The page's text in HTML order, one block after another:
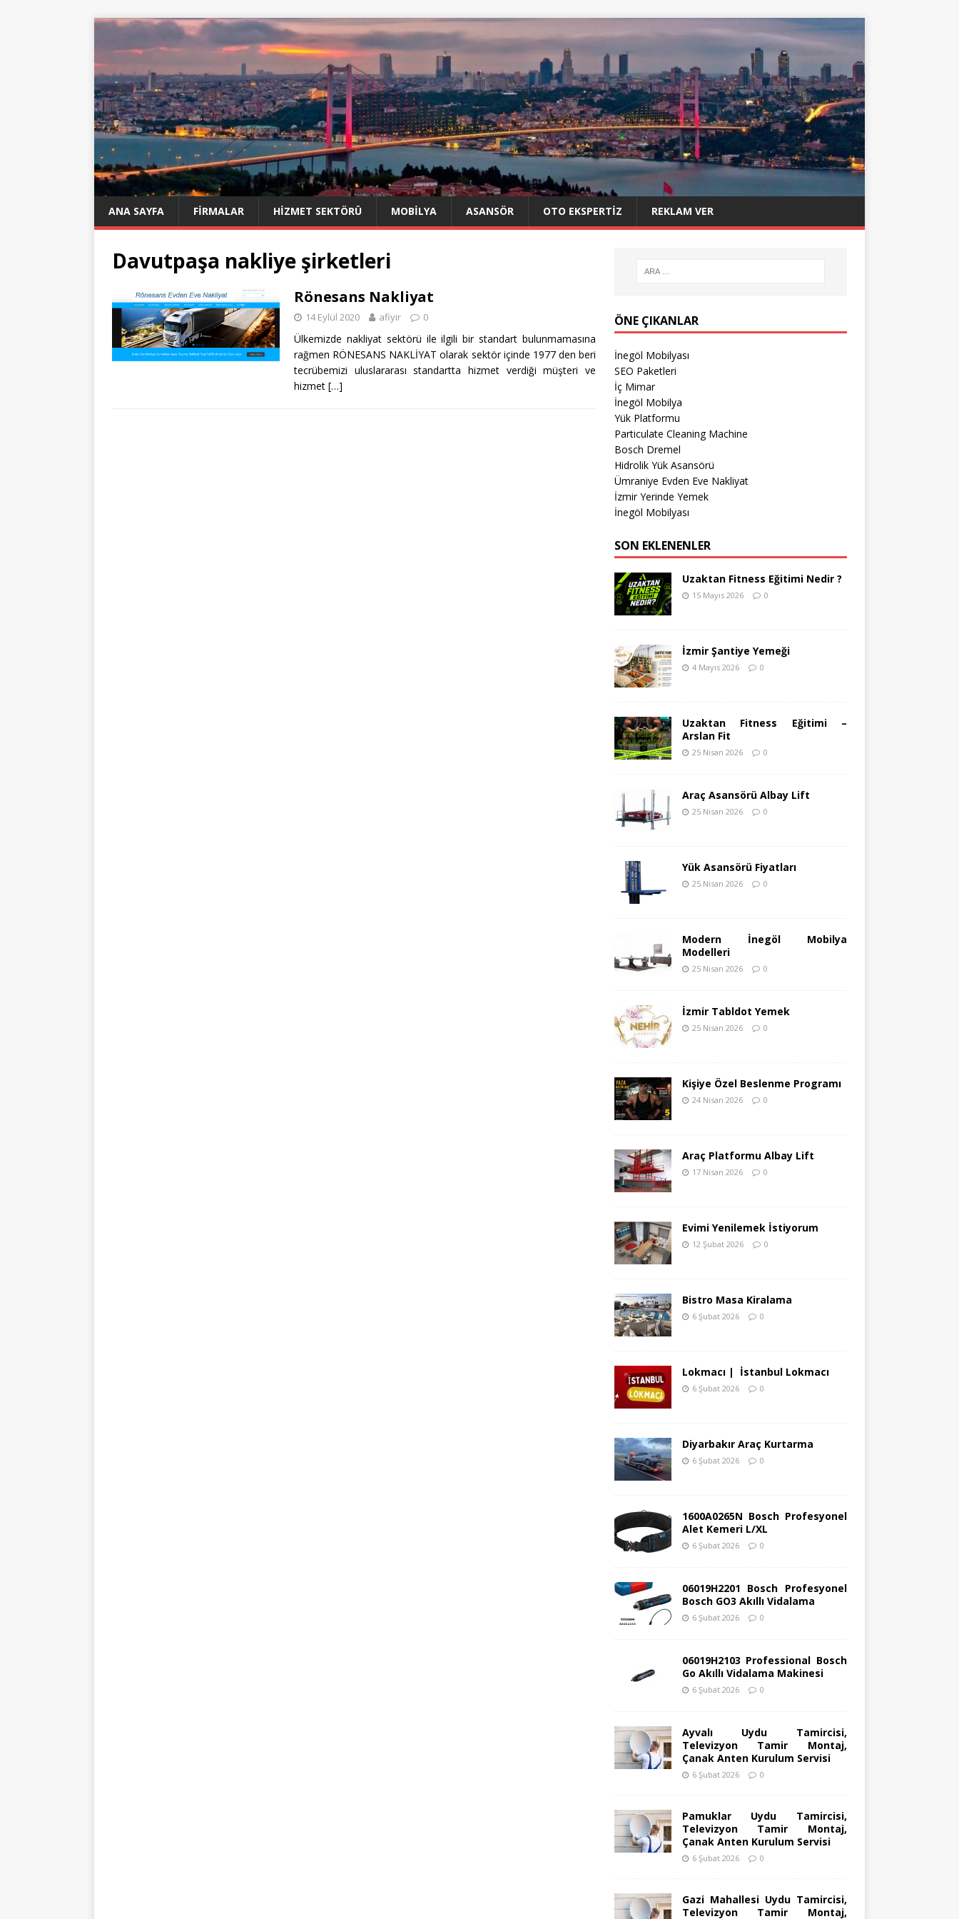
ANA SAYFA FIRMALAR HIZMET SEKTÖRÜ MOBILYA ASANSÖR OTO EKSPERTIZ REKLAM VER
Davutpaşa nakliye şirketleri
Rönesans Nakliyat
14 Eylül 2020 afiyir 0
Ülkemizde nakliyat sektörü ile ilgili bir standart bulunmamasına
rağmen RÖNESANS NAKLİYAT olarak sektör içinde 1977 den beri
tecrübemizi uluslararası standartta hizmet verdiği müşteri ve
hizmet […]
ÖNE ÇIKANLAR
İnegöl Mobilyası
SEO Paketleri
İç Mimar
İnegöl Mobilya
Yük Platformu
Particulate Cleaning Machine
Bosch Dremel
Hidrolik Yük Asansörü
Ümraniye Evden Eve Nakliyat
İzmir Yerinde Yemek
İnegöl Mobilyası
SON EKLENENLER
Uzaktan Fitness Eğitimi Nedir ?
15 Mayıs 2026 0
İzmir Şantiye Yemeği
4 Mayıs 2026 0
Uzaktan Fitness Eğitimi –
Arslan Fit
25 Nisan 2026 0
Araç Asansörü Albay Lift
25 Nisan 2026 0
Yük Asansörü Fiyatları
25 Nisan 2026 0
Modern İnegöl Mobilya
Modelleri
25 Nisan 2026 0
İzmir Tabldot Yemek
25 Nisan 2026 0
Kişiye Özel Beslenme Programı
24 Nisan 2026 0
Araç Platformu Albay Lift
17 Nisan 2026 0
Evimi Yenilemek İstiyorum
12 Şubat 2026 0
Bistro Masa Kiralama
6 Şubat 2026 0
Lokmacı | İstanbul Lokmacı
6 Şubat 2026 0
Diyarbakır Araç Kurtarma
6 Şubat 2026 0
1600A0265N Bosch Profesyonel
Alet Kemeri L/XL
6 Şubat 2026 0
06019H2201 Bosch Profesyonel
Bosch GO3 Akıllı Vidalama
6 Şubat 2026 0
06019H2103 Professional Bosch
Go Akıllı Vidalama Makinesi
6 Şubat 2026 0
Ayvalı Uydu Tamircisi,
Televizyon Tamir Montaj,
Çanak Anten Kurulum Servisi
6 Şubat 2026 0
Pamuklar Uydu Tamircisi,
Televizyon Tamir Montaj,
Çanak Anten Kurulum Servisi
6 Şubat 2026 0
Gazi Mahallesi Uydu Tamircisi,
Televizyon Tamir Montaj,